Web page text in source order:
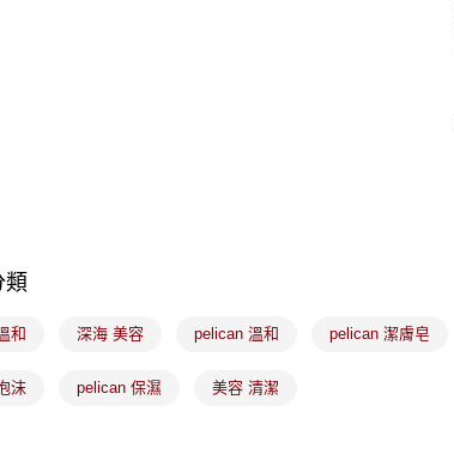
類
和 深海 美容 pelican 溫和 pelican 潔膚皂
沫 pelican 保濕 美容 清潔